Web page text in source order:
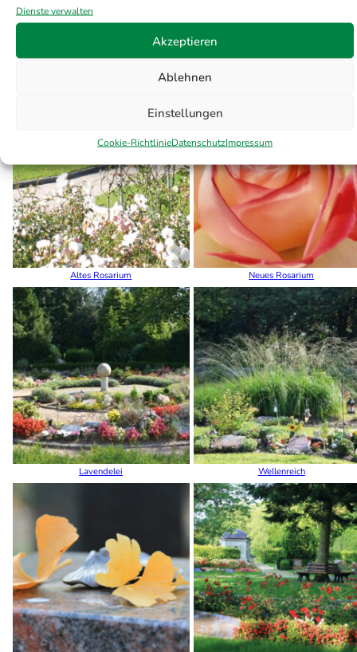
Dienste verwalten
Akzeptieren
Ablehnen
Einstellungen
Cookie-RichtlinieDatenschutzImpressum
Altes Rosarium Neues Rosarium
Lavendelei Wellenreich